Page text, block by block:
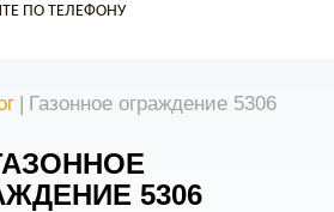
ПО ТЕЛЕФОНУ
| Газонное ограждение 5306
5306